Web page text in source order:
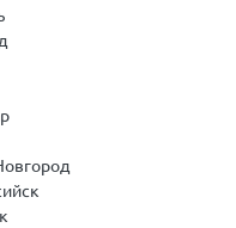
свой отзыв